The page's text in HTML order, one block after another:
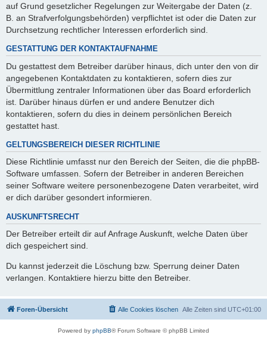
auf Grund gesetzlicher Regelungen zur Weitergabe der Daten (z.
B. an Strafverfolgungsbehörden) verpflichtet ist oder die Daten zur
Durchsetzung rechtlicher Interessen erforderlich sind.
GESTATTUNG DER KONTAKTAUFNAHME
Du gestattest dem Betreiber darüber hinaus, dich unter den von dir
angegebenen Kontaktdaten zu kontaktieren, sofern dies zur
Übermittlung zentraler Informationen über das Board erforderlich
ist. Darüber hinaus dürfen er und andere Benutzer dich
kontaktieren, sofern du dies in deinem persönlichen Bereich
gestattet hast.
GELTUNGSBEREICH DIESER RICHTLINIE
Diese Richtlinie umfasst nur den Bereich der Seiten, die die phpBB-
Software umfassen. Sofern der Betreiber in anderen Bereichen
seiner Software weitere personenbezogene Daten verarbeitet, wird
er dich darüber gesondert informieren.
AUSKUNFTSRECHT
Der Betreiber erteilt dir auf Anfrage Auskunft, welche Daten über
dich gespeichert sind.
Du kannst jederzeit die Löschung bzw. Sperrung deiner Daten
verlangen. Kontaktiere hierzu bitte den Betreiber.
Foren-Übersicht Alle Zeiten sind UTC+01:00
Alle Cookies löschen
Powered by phpBB® Forum Software © phpBB Limited